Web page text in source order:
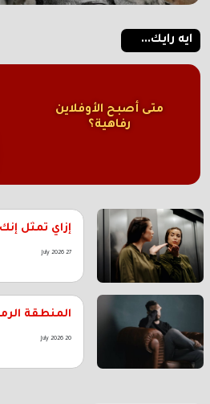
ايه رايك...
متى أصبح الأوفلاين
رفاهية؟
إزاي تمثل
27 July 2026
المنطقة
20 July 2026